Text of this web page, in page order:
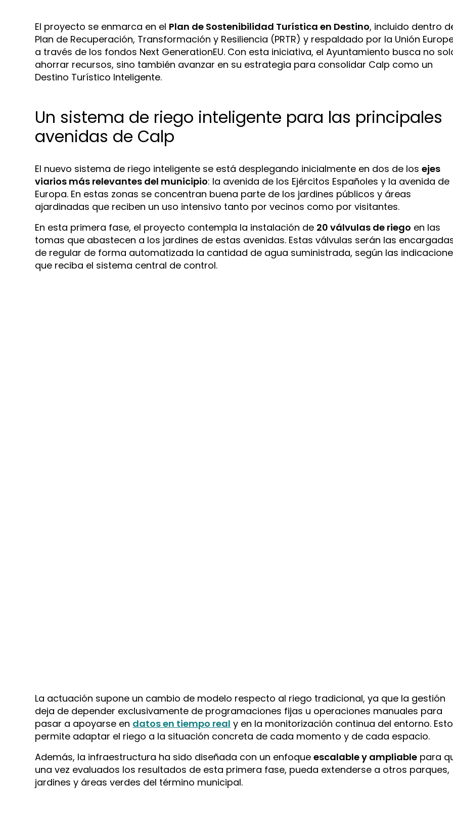
El proyecto se enmarca en el Plan de Sostenibilidad Turística en Destino, incluido dentro
Plan de Recuperación, Transformación y Resiliencia (PRTR) y respaldado por la Unión
a través de los fondos Next GenerationEU. Con esta iniciativa, el Ayuntamiento busca no
ahorrar recursos, sino también avanzar en su estrategia para consolidar Calp como un
Destino Turístico Inteligente.
Un sistema de riego inteligente para las principales
avenidas de Calp
El nuevo sistema de riego inteligente se está desplegando inicialmente en dos de losejes
viarios más relevantes del municipio: la avenida de los Ejércitos Españoles y la avenida de
Europa. En estas zonas se concentran buena parte de los jardines públicos y áreas
ajardinadas que reciben un uso intensivo tanto por vecinos como por visitantes.
En esta primera fase, el proyecto contempla la instalación de 20 válvulas de riego en las
tomas que abastecen a los jardines de estas avenidas. Estas válvulas serán las
de regular de forma automatizada la cantidad de agua suministrada, según las
que reciba el sistema central de control.
La actuación supone un cambio de modelo respecto al riego tradicional, ya que la gestión
deja de depender exclusivamente de programaciones fijas u operaciones manuales para
pasar a apoyarse en datos en tiempo real y en la monitorización continua del entorno. Esto
permite adaptar el riego a la situación concreta de cada momento y de cada espacio.
Además, la infraestructura ha sido diseñada con un enfoqueescalable y ampliable para
una vez evaluados los resultados de esta primera fase, pueda extenderse a otros parques,
jardines y áreas verdes del término municipal.